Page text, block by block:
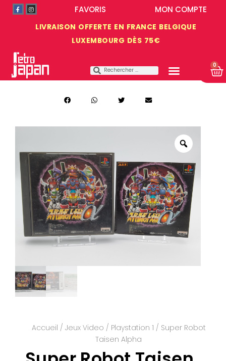
LIVRAISON OFFERTE EN FRANCE BELGIQUE
LUXEMBOURG DÈS 75€
MON COMPTE
FAVORIS
0
Accueil / Jeux Video / Playstation 1 / Super Robot
Taisen Alpha